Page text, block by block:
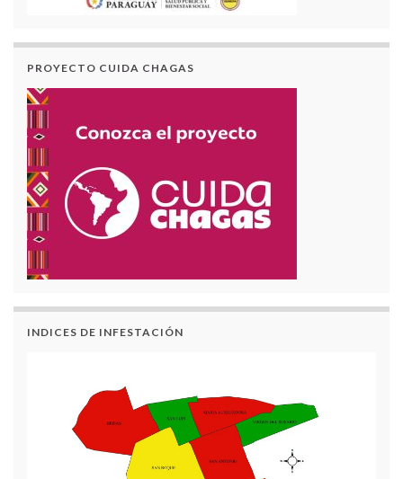
PROYECTO CUIDA CHAGAS
INDICES DE INFESTACIÓN